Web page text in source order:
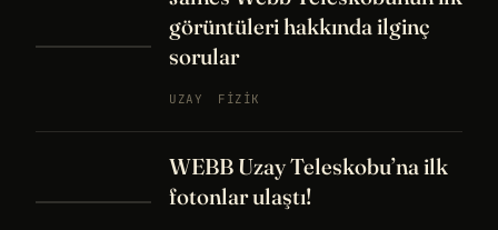
görüntüleri hakkında ilginç
sorular
UZAY FIZIK
WEBB Uzay Teleskobu’na ilk
fotonlar ulaştı!